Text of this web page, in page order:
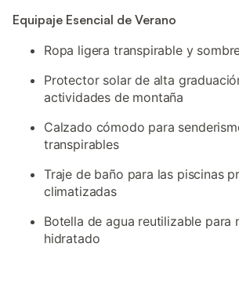
Equipaje Esencial de Verano
Ropa ligera transpirable y
Protector solar de alta
actividades de montaña
Calzado cómodo para
transpirables
Traje de baño para las piscinas
climatizadas
Botella de agua reutilizable para
hidratado